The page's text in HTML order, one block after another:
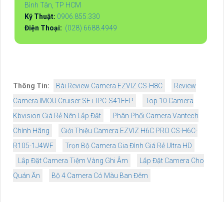
Bình Tân, TP HCM
Kỹ Thuật: 0906.855.330
Điện Thoại: (028) 6688.4949
Thông Tin: Bài Review Camera EZVIZ CS-H8C
Review
Camera IMOU Cruiser SE+ IPC-S41FEP
Top 10 Camera
Kbvision Giá Rẻ Nên Lắp Đặt
Phân Phối Camera Vantech
Chính Hãng
Giới Thiệu Camera EZVIZ H6C PRO CS-H6C-
R105-1J4WF
Trọn Bộ Camera Gia Đình Giá Rẻ Ultra HD
Lắp Đặt Camera Tiệm Vàng Ghi Âm
Lắp Đặt Camera Cho
Quán Ăn
Bộ 4 Camera Có Màu Ban Đêm